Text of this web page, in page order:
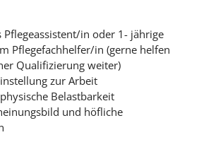
in oder 1- jährige
Pflegefachhelfer/in (gerne helfen
Qualifizierung weiter)
zur Arbeit
Belastbarkeit
und höfliche